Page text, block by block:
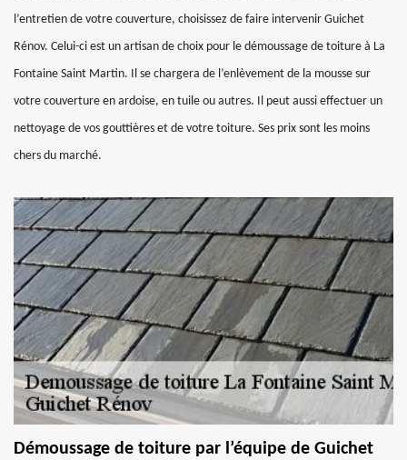
l’entretien de votre couverture, choisissez de faire intervenir Guichet
Rénov. Celui-ci est un artisan de choix pour le démoussage de toiture à La
Fontaine Saint Martin. Il se chargera de l’enlèvement de la mousse sur
votre couverture en ardoise, en tuile ou autres. Il peut aussi effectuer un
nettoyage de vos gouttières et de votre toiture. Ses prix sont les moins
chers du marché.
Démoussage de toiture par l’équipe de Guichet